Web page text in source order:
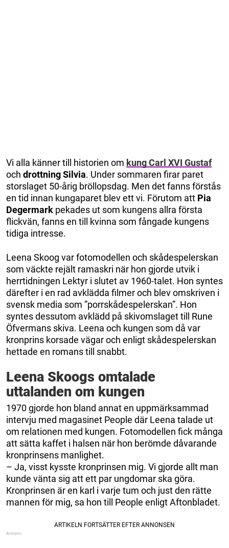
Vi alla känner till historien om kung Carl XVI Gustaf
och drottning Silvia. Under sommaren firar paret
storslaget 50-årig bröllopsdag. Men det fanns förstås
en tid innan kungaparet blev ett vi. Förutom att Pia
Degermark pekades ut som kungens allra första
flickvän, fanns en till kvinna som fångade kungens
tidiga intresse.
Leena Skoog var fotomodellen och skådespelerskan
som väckte rejält ramaskri när hon gjorde utvik i
herrtidningen Lektyr i slutet av 1960-talet. Hon syntes
därefter i en rad avklädda filmer och blev omskriven i
svensk media som ”porrskådespelerskan”. Hon
syntes dessutom avklädd på skivomslaget till Rune
Öfvermans skiva. Leena och kungen som då var
kronprins korsade vägar och enligt skådespelerskan
hettade en romans till snabbt.
Leena Skoogs omtalade
uttalanden om kungen
1970 gjorde hon bland annat en uppmärksammad
intervju med magasinet People där Leena talade ut
om relationen med kungen. Fotomodellen fick många
att sätta kaffet i halsen när hon berömde dåvarande
kronprinsens manlighet.
– Ja, visst kysste kronprinsen mig. Vi gjorde allt man
kunde vänta sig att ett par ungdomar ska göra.
Kronprinsen är en karl i varje tum och just den rätte
mannen för mig, sa hon till People enligt Aftonbladet.